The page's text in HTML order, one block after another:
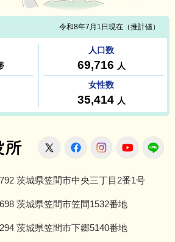
笠間市役所
X FacebookInstagram
茨城県笠間市中央三丁目2番1号
茨城県笠間市笠間1532番地
茨城県笠間市下郷5140番地